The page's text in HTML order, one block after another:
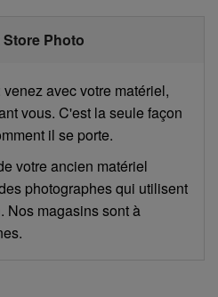
Photo
avec votre matériel,
vous. C'est la seule façon
il se porte.
votre ancien matériel
photographes qui utilisent
Nos magasins sont à